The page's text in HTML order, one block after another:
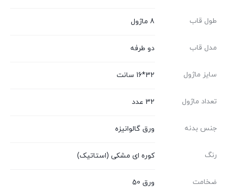
طول قاب 8 ماژول
مدل قاب دو طرفه
سایز ماژول 32*16 سانت
تعداد ماژول 32 عدد
جنس بدنه ورق گالوانیزه
رنگ کوره ای مشکی (استاتیک)
ضخامت ورق 50